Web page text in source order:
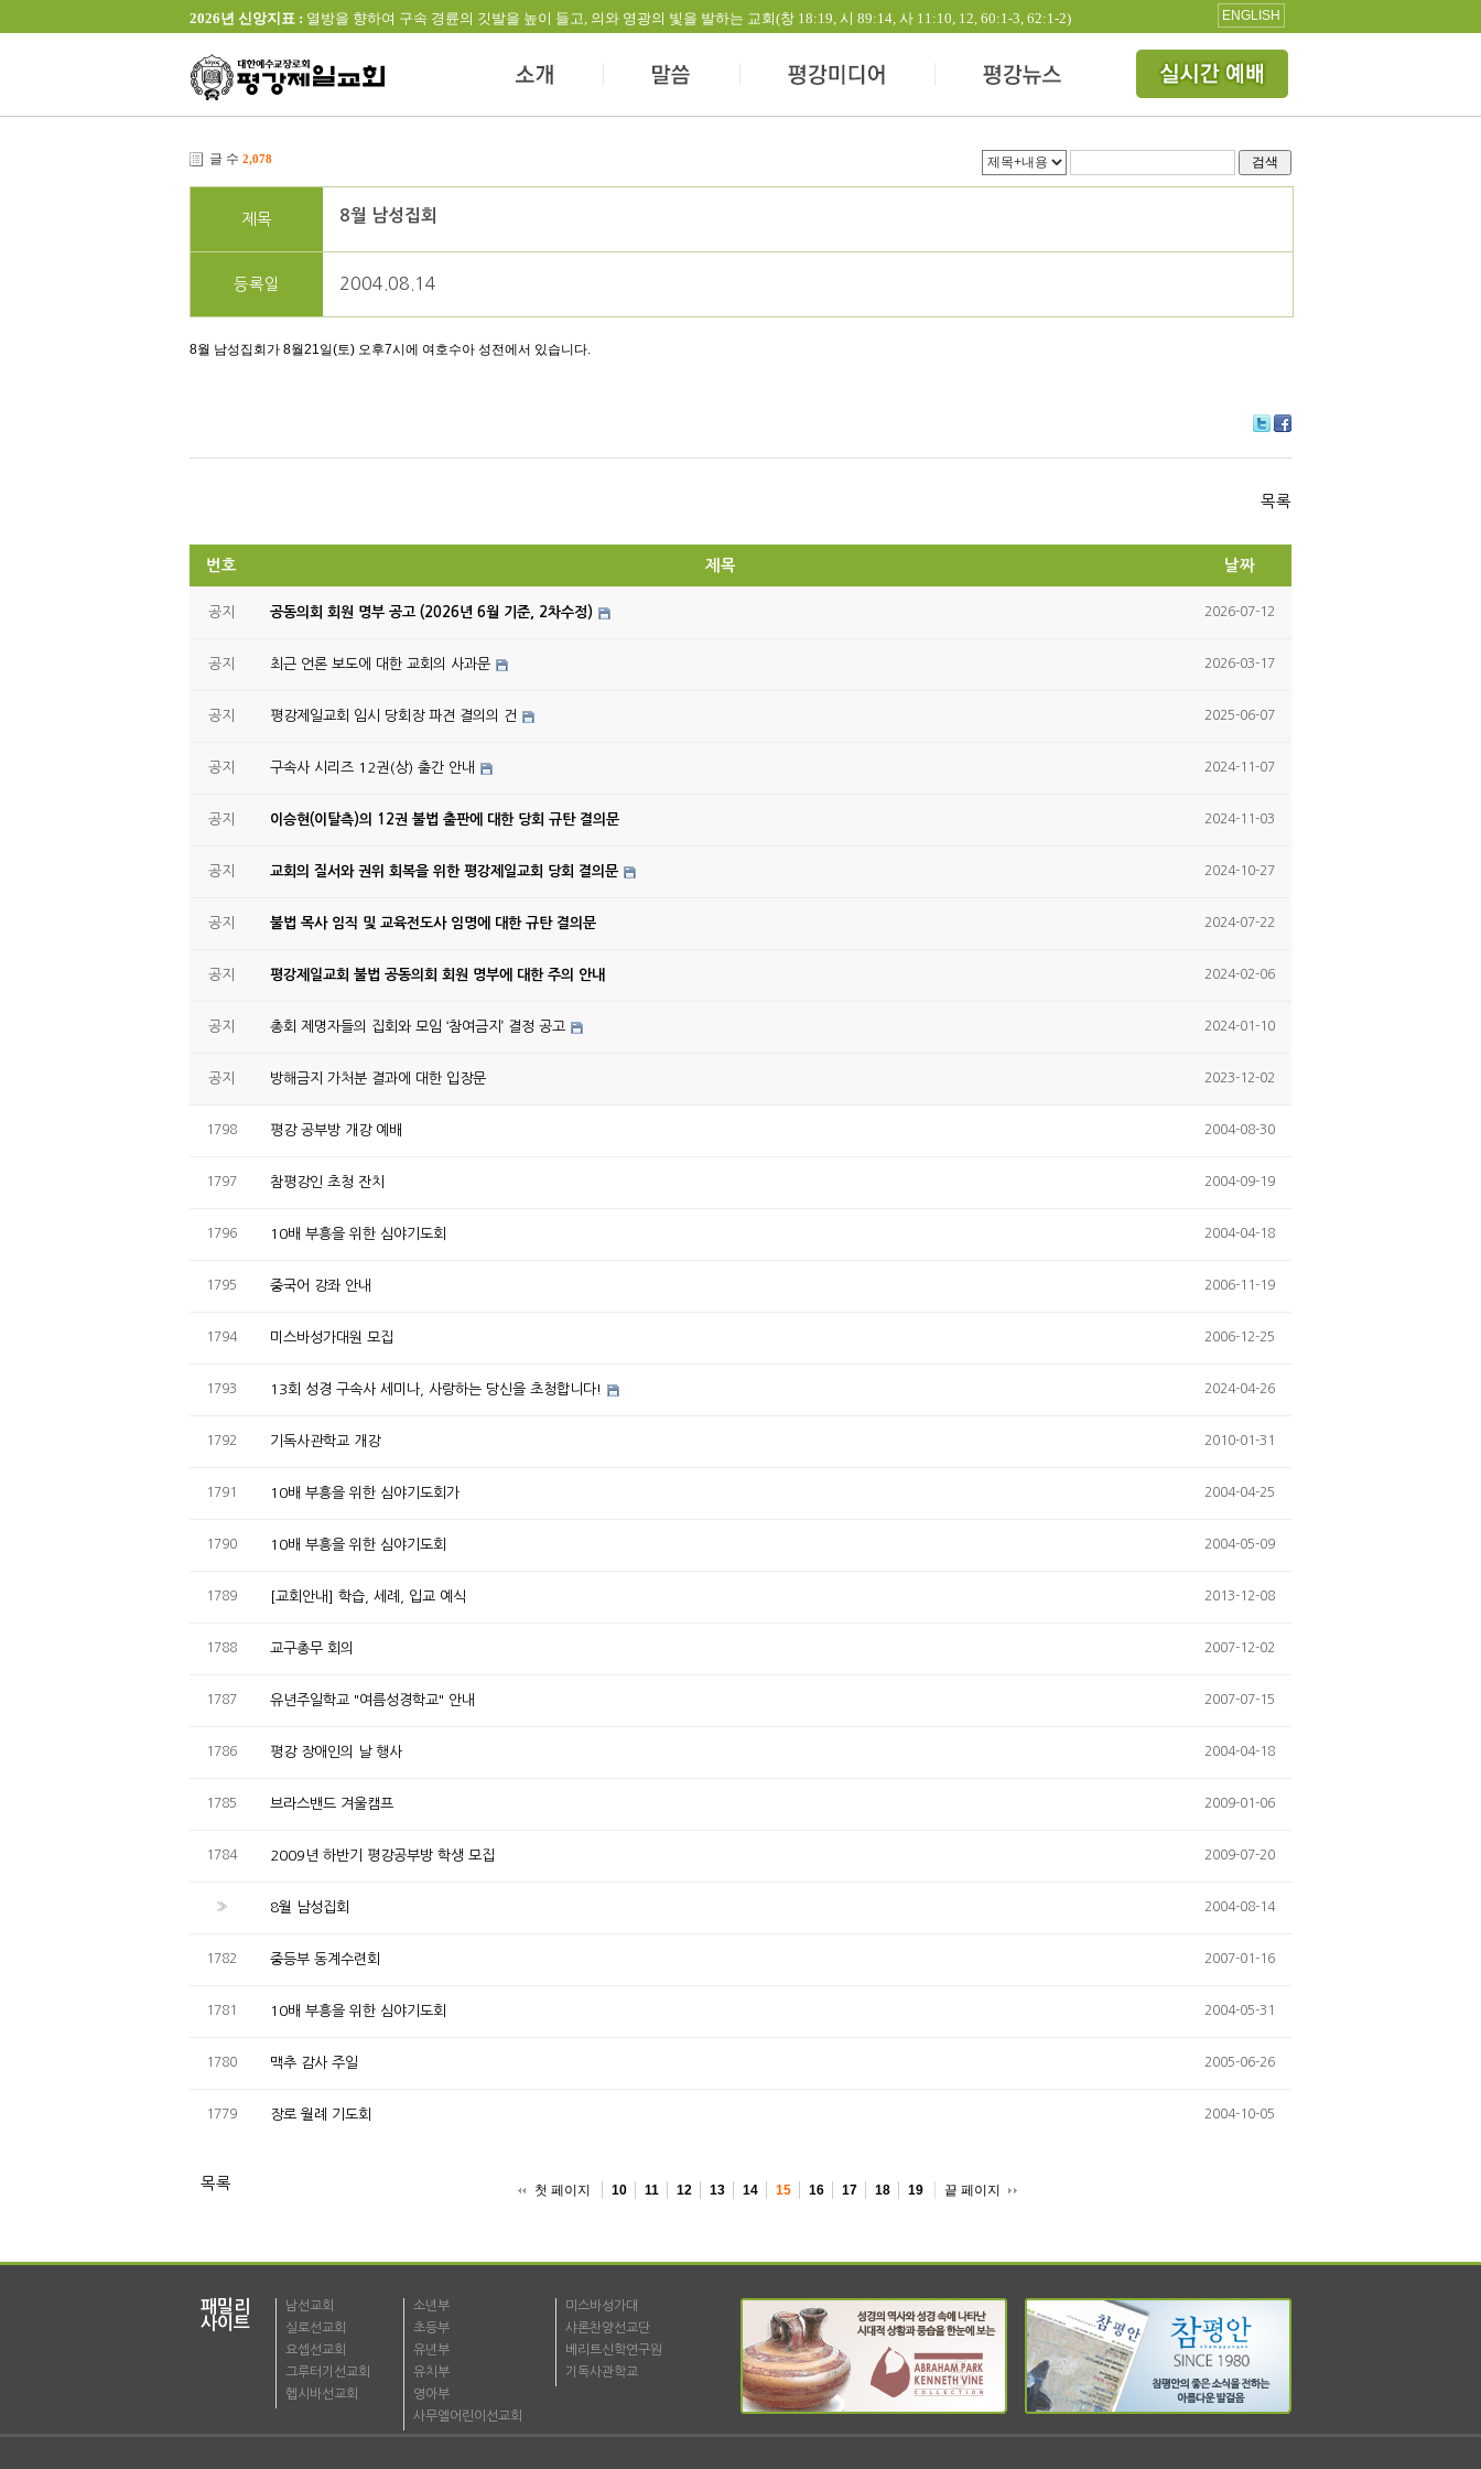
2026년 신앙지표 : 열방을 향하여 구속 경륜의 깃발을 높이 들고, 의와 영광의 빛을 발하는 교회(창 18:19, 시 89:14, 사 11:10, 12, 60:1-3, 62:1-2) ENGLISH
글 수 2,078 검색
제목 8월 남성집회
등록일 2004.08.14
8월 남성집회가 8월21일(토) 오후7시에 여호수아 성전에서 있습니다.
itte ce
ok
목록
번호 제목 날짜
공지 공동의회 회원 명부 공고 (2026년 6월 기준, 2차수정) 2026-07-12
공지 최근 언론 보도에 대한 교회의 사과문 2026-03-17
공지 평강제일교회 임시 당회장 파견 결의의 건 2025-06-07
공지 구속사 시리즈 12권(상) 출간 안내 2024-11-07
공지 이승현(이탈측)의 12권 불법 출판에 대한 당회 규탄 결의문 2024-11-03
공지 교회의 질서와 권위 회복을 위한 평강제일교회 당회 결의문 2024-10-27
공지 불법 목사 임직 및 교육전도사 임명에 대한 규탄 결의문 2024-07-22
공지 평강제일교회 불법 공동의회 회원 명부에 대한 주의 안내 2024-02-06
공지 총회 제명자들의 집회와 모임 ‘참여금지’ 결정 공고 2024-01-10
공지 방해금지 가처분 결과에 대한 입장문 2023-12-02
1798 평강 공부방 개강 예배 2004-08-30
1797 참평강인 초청 잔치 2004-09-19
1796 10배 부흥을 위한 심야기도회 2004-04-18
1795 중국어 강좌 안내 2006-11-19
1794 미스바성가대원 모집 2006-12-25
1793 13회 성경 구속사 세미나, 사랑하는 당신을 초청합니다! 2024-04-26
1792 기독사관학교 개강 2010-01-31
1791 10배 부흥을 위한 심야기도회가 2004-04-25
1790 10배 부흥을 위한 심야기도회 2004-05-09
1789 [교회안내] 학습, 세례, 입교 예식 2013-12-08
1788 교구총무 회의 2007-12-02
1787 유년주일학교 "여름성경학교" 안내 2007-07-15
1786 평강 장애인의 날 행사 2004-04-18
1785 브라스밴드 겨울캠프 2009-01-06
1784 2009년 하반기 평강공부방 학생 모집 2009-07-20
» 8월 남성집회 2004-08-14
1782 중등부 동계수련회 2007-01-16
1781 10배 부흥을 위한 심야기도회 2004-05-31
1780 맥추 감사 주일 2005-06-26
1779 장로 월례 기도회 2004-10-05
목록 첫 페이지 10 11 12 13 14 15 16 17 18 19 끝 페이지
패밀리
사이트
남선교회
실로선교회
요셉선교회
그루터기선교회
헵시바선교회
소년부
초등부
유년부
유치부
영아부
사무엘어린이선교회
미스바성가대
샤론찬양선교단
베리트신학연구원
기독사관학교